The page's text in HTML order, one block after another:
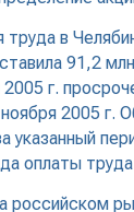
труда в
91,2
г.
2005 г.
оплаты